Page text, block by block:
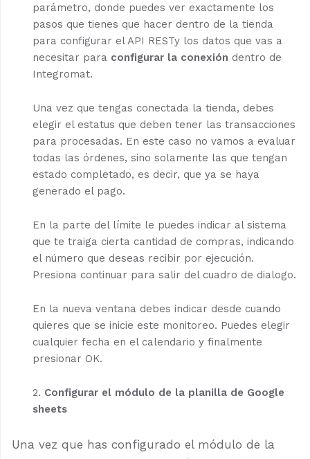
parámetro, donde puedes ver exactamente los
pasos que tienes que hacer dentro de la tienda
para configurar el API RESTy los datos que vas a
necesitar para configurar la conexión dentro de
Integromat.
Una vez que tengas conectada la tienda, debes
elegir el estatus que deben tener las transacciones
para procesadas. En este caso no vamos a evaluar
todas las órdenes, sino solamente las que tengan
estado completado, es decir, que ya se haya
generado el pago.
En la parte del límite le puedes indicar al sistema
que te traiga cierta cantidad de compras, indicando
el número que deseas recibir por ejecución.
Presiona continuar para salir del cuadro de dialogo.
En la nueva ventana debes indicar desde cuando
quieres que se inicie este monitoreo. Puedes elegir
cualquier fecha en el calendario y finalmente
presionar OK.
Configurar el módulo de la planilla de Google
sheets
Una vez que has configurado el módulo de la